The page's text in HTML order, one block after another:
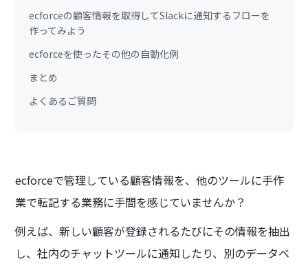
ecforceの顧客情報を取得してSlackに通知するフローを
作ってみよう
ecforceを使ったその他の自動化例
まとめ
よくあるご質問
ecforceで管理している顧客情報を、他のツールに手作
業で転記する業務に手間を感じていませんか？
例えば、新しい顧客が登録されるたびにその情報を抽出
し、社内のチャットツールに通知したり、別のデータベ